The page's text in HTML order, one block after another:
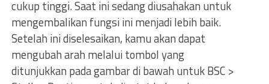
cukup tinggi. Saat ini sedang diusahakan untuk
mengembalikan fungsi ini menjadi lebih baik.
Setelah ini diselesaikan, kamu akan dapat
mengubah arah melalui tombol yang
ditunjukkan pada gambar di bawah untuk BSC >